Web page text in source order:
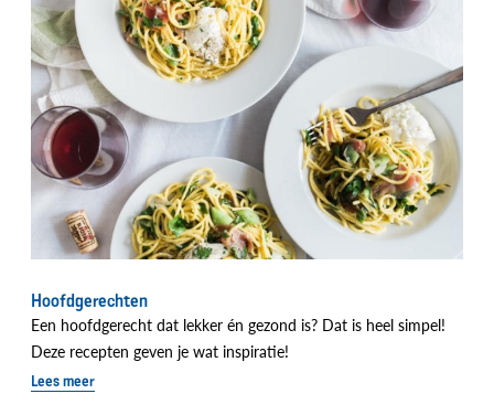
Hoofdgerechten
Een hoofdgerecht dat lekker én gezond is? Dat is heel simpel!
Deze recepten geven je wat inspiratie!
Lees meer